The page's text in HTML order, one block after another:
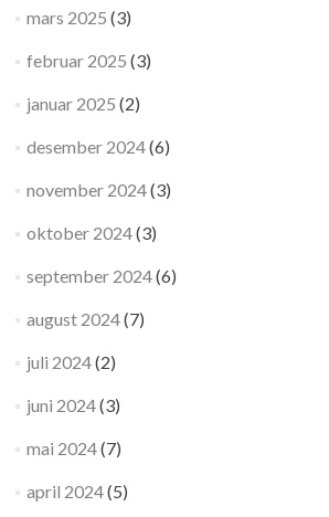
mars 2025 (3)
februar 2025 (3)
januar 2025 (2)
desember 2024(6)
november 2024(3)
oktober 2024(3)
september 2024(6)
august 2024(7)
juli 2024(2)
juni 2024(3)
mai 2024(7)
april 2024(5)